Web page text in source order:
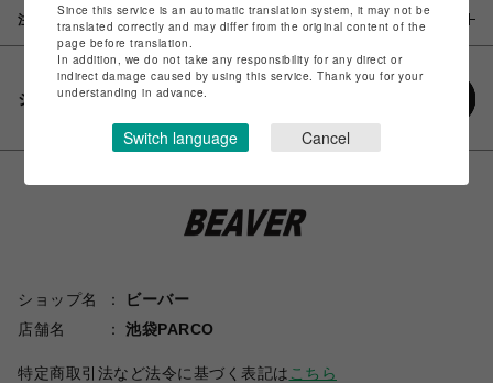
注意事項
シェアする
ショップ名
ビーバー
店舗名
池袋PARCO
特定商取引法など法令に基づく表記は こちら
Since this service is an automatic translation system, it may not be
translated correctly and may differ from the original content of the
page before translation.
In addition, we do not take any responsibility for any direct or
indirect damage caused by using this service. Thank you for your
understanding in advance.
Switch language Cancel